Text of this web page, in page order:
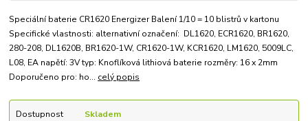
Speciální baterie CR1620 Energizer Balení 1/10 = 10 blistrů v kartonu
Specifické vlastnosti: alternativní označení: DL1620, ECR1620, BR1620,
280-208, DL1620B, BR1620-1W, CR1620-1W, KCR1620, LM1620, 5009LC,
L08, EA napětí: 3V typ: Knoflíková lithiová baterie rozměry: 16 x 2mm
Doporučeno pro: ho... celý popis
Dostupnost Skladem